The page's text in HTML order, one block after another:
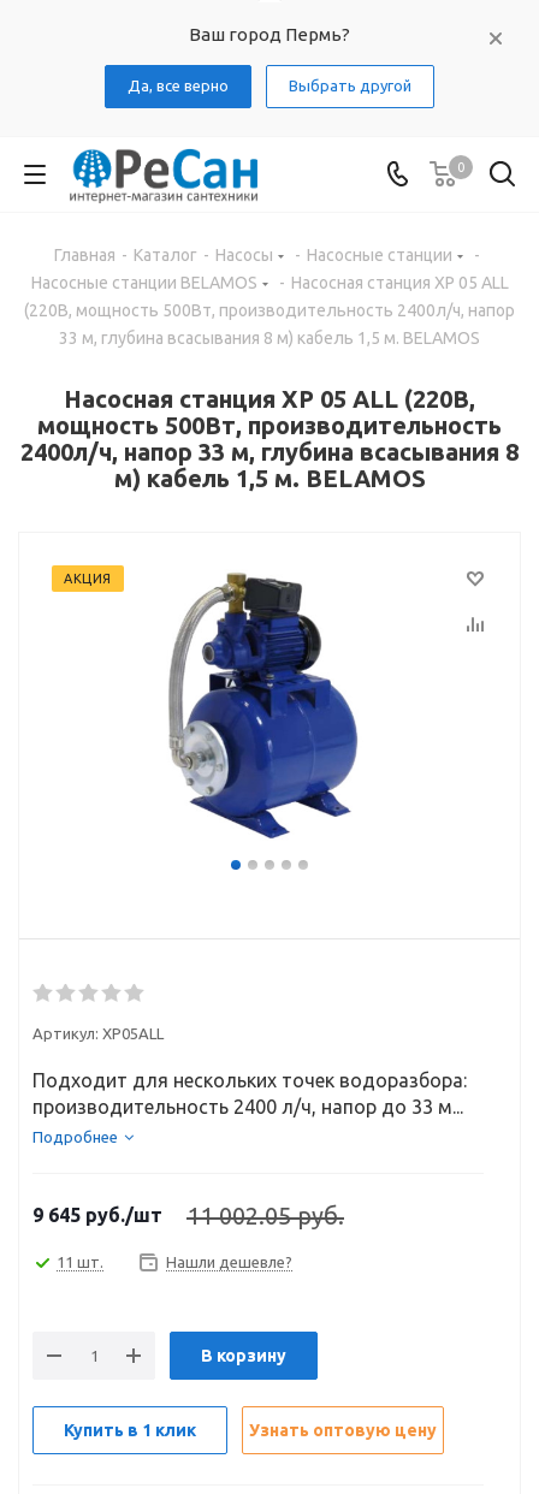
Ваш город Пермь?
Да, все верно Выбрать другой
0
Главная - Каталог - Насосы - Насосные станции
-
Насосные станции BELAMOS
- Насосная станция XP 05 ALL
(220В, мощность 500Вт, производительность 2400л/ч, напор
33 м, глубина всасывания 8 м) кабель 1,5 м. BELAMOS
Насосная станция XP 05 ALL (220В,
мощность 500Вт, производительность
2400л/ч, напор 33 м, глубина всасывания 8
м) кабель 1,5 м. BELAMOS
АКЦИЯ
Артикул: XP05ALL
Подходит для нескольких точек водоразбора:
производительность 2400 л/ч, напор до 33 м...
Подробнее
9 645 руб./шт 11 002.05 руб.
11 шт. Нашли дешевле?
В корзину
Купить в 1 клик Узнать оптовую цену